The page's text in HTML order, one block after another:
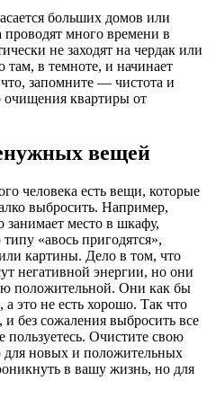
больших домов или
проводят много времени в
не заходят на чердак или
в темноте, и начинает
запомните — чистота и
очищения квартиры от
вещей
человека есть вещи, которые
выбросить. Например,
занимает место в шкафу,
«авось пригодятся»,
картины. Дело в том, что
негативной энергии, но они
положительной. Они как бы
это не есть хорошо. Так что
и без сожаления выбросить все
Очистите свою
для новых и положительных
в вашу жизнь, но для